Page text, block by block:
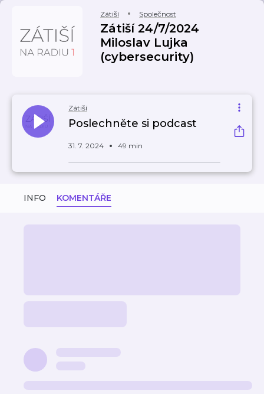
Zátiší Společnost
Zátiší 24/7/2024
Miloslav Lujka
(cybersecurity)
Zátiší
Poslechněte si podcast
31. 7. 2024 49 min
INFO KOMENTÁŘE